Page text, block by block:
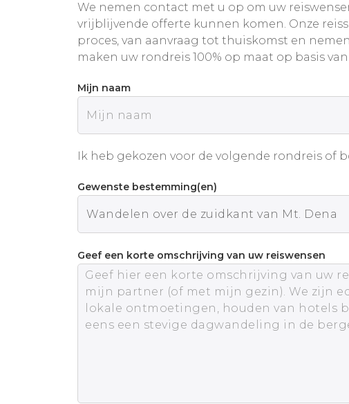
We nemen contact met u op om uw
vrijblijvende offerte kunnen komen. Onze
proces, van aanvraag tot thuiskomst en
maken uw rondreis 100% op maat op basis
Mijn naam
Ik heb gekozen voor de volgende rondreis of
Gewenste bestemming(en)
Geef een korte omschrijving van uw reiswensen